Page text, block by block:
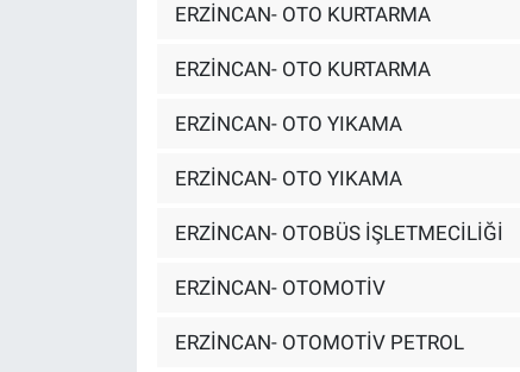
ERZİNCAN- OTO KURTARMA
ERZİNCAN- OTO KURTARMA
ERZİNCAN- OTO YIKAMA
ERZİNCAN- OTO YIKAMA
ERZİNCAN- OTOBÜS İŞLETMECİLİĞİ
ERZİNCAN- OTOMOTİV
ERZİNCAN- OTOMOTİV PETROL